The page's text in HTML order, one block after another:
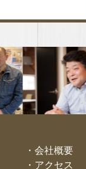
会社概要
アクセス